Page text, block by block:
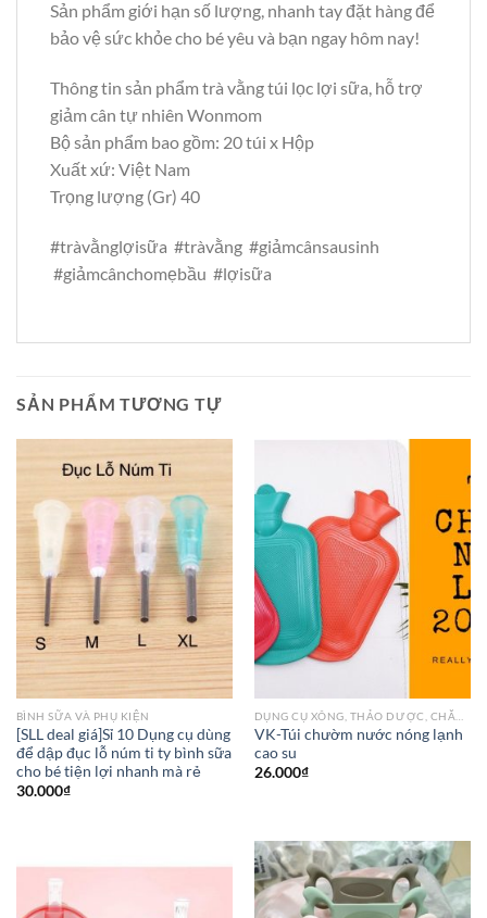
Sản phẩm giới hạn số lượng, nhanh tay đặt hàng để
bảo vệ sức khỏe cho bé yêu và bạn ngay hôm nay!
Thông tin sản phẩm trà vằng túi lọc lợi sữa, hỗ trợ
giảm cân tự nhiên Wonmom
Bộ sản phẩm bao gồm: 20 túi x Hộp
Xuất xứ: Việt Nam
Trọng lượng (Gr) 40
#tràvằnglợisữa #tràvằng #giảmcânsausinh
#giảmcânchomẹbầu #lợisữa
SẢN PHẨM TƯƠNG TỰ
BÌNH SỮA VÀ PHỤ KIỆN
[SLL deal giá]Sỉ 10 Dụng cụ dùng
để dập đục lỗ núm ti ty bình sữa
cho bé tiện lợi nhanh mà rẻ
30.000₫
VK-Túi chườm nước nóng lạnh
cao su
26.000₫